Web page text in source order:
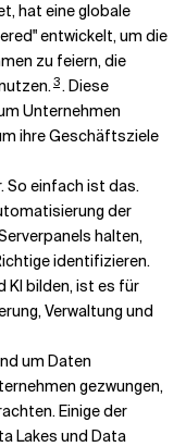
hat eine globale
entwickelt, um die
zu feiern, die
3. Diese
Unternehmen
ihre Geschäftsziele
So einfach ist das.
der
halten,
identifizieren.
KI bilden, ist es für
Verwaltung und
um Daten
gezwungen,
Einige der
Lakes und Data